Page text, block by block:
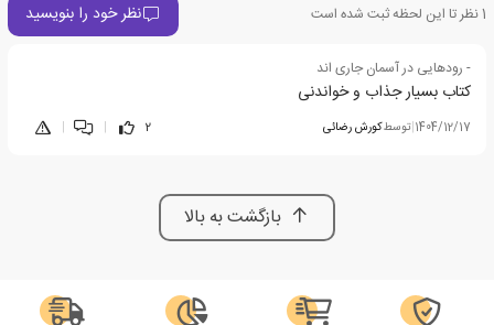
1نظر تا این لحظه ثبت شده است نظر خود را بنویسید
- رودهایی در آسمان جاری اند
کتاب بسیار جذاب و خواندنی
1404/12/17
|توسطکورش رضائی 2
|
|
بازگشت به بالا